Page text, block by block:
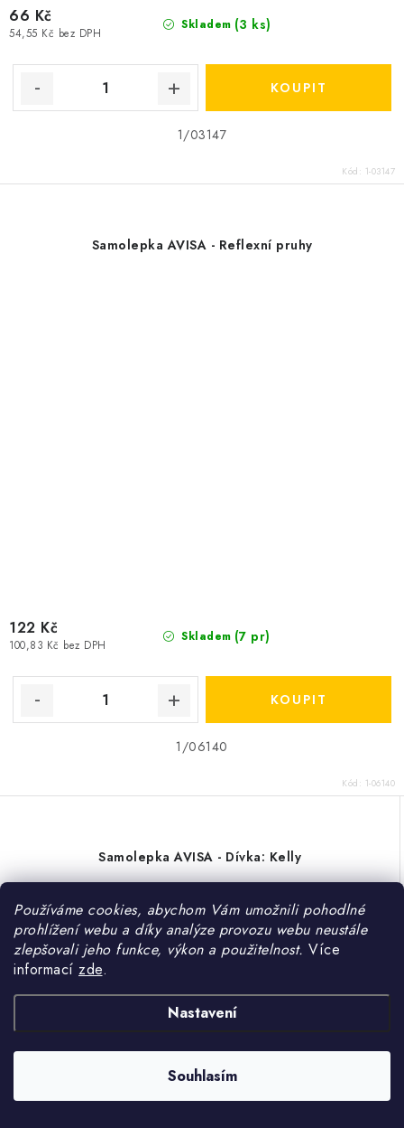
Používáme cookies, abychom Vám umožnili pohodlné
prohlížení webu a díky analýze provozu webu neustále
zlepšovali jeho funkce, výkon a použitelnost. Více
informací zde.
Nastavení
Souhlasím
Skladem (3 ks)
54,55 Kč bez DPH
66 Kč
1/03147
Kód: 1-03147
Samolepka AVISA - Reflexní pruhy
Skladem (7 pr)
100,83 Kč bez DPH
122 Kč
1/06140
Kód: 1-06140
Samolepka AVISA - Dívka: Kelly